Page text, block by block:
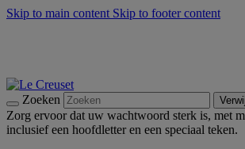
Skip to main content Skip to footer content
Zoeken
Zorg ervoor dat uw wachtwoord sterk is, met
inclusief een hoofdletter en een speciaal teken.